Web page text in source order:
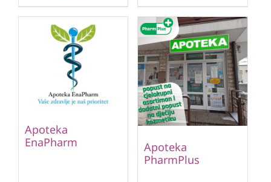
Apoteka
EnaPharm
Apoteka
PharmPlus